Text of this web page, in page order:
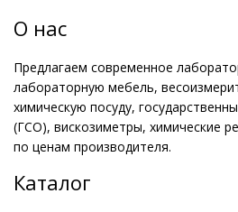
О нас
Предлагаем современное
лабораторную мебель,
химическую посуду,
(ГСО), вискозиметры, химические
по ценам производителя.
Каталог